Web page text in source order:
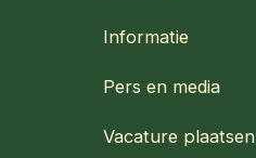
Informatie
Pers en media
Vacature plaatsen